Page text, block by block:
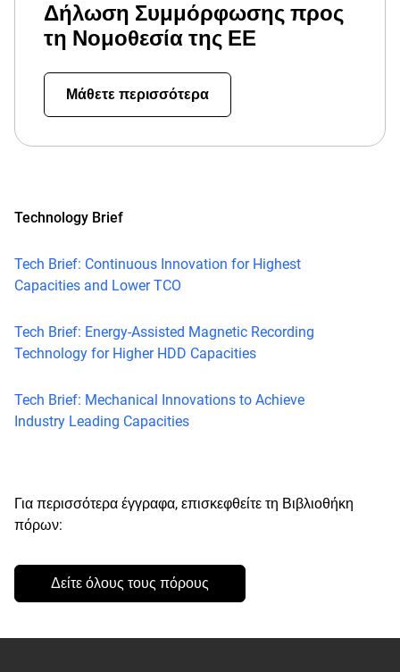
Δήλωση Συμμόρφωσης προς
τη Νομοθεσία της ΕΕ
Μάθετε περισσότερα
Technology Brief
Tech Brief: Continuous Innovation for Highest
Capacities and Lower TCO
Tech Brief: Energy-Assisted Magnetic Recording
Technology for Higher HDD Capacities
Tech Brief: Mechanical Innovations to Achieve
Industry Leading Capacities
Για περισσότερα έγγραφα, επισκεφθείτε τη Βιβλιοθήκη
πόρων:
Δείτε όλους τους πόρους